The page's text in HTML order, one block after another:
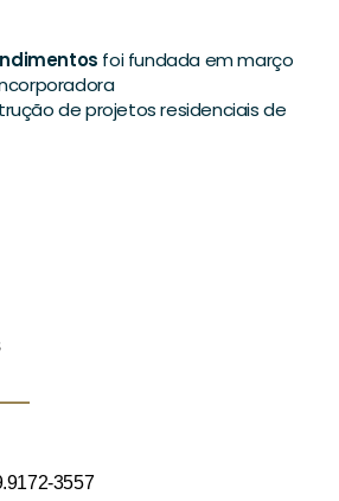
foi fundada em março
de projetos residenciais de
3557